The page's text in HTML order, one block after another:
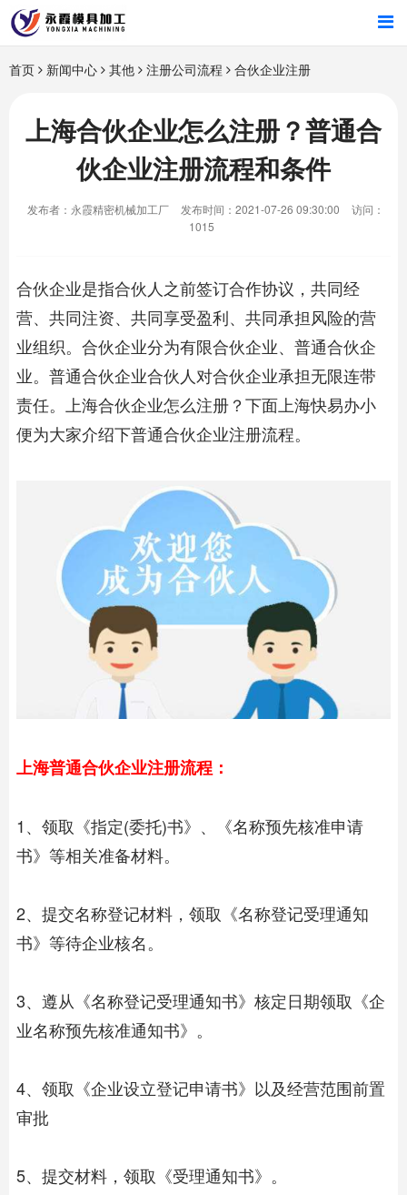
首页
产品中心
关于我们
首页 新闻中心 其他 注册公司流程 合伙企业注册
上海合伙企业怎么注册？普通合
伙企业注册流程和条件
发布者：永霞精密机械加工厂 发布时间：2021-07-26 09:30:00
访问：
1015
合伙企业是指合伙人之前签订合作协议，共同经
营、共同注资、共同享受盈利、共同承担风险的营
业组织。合伙企业分为有限合伙企业、普通合伙企
业。普通合伙企业合伙人对合伙企业承担无限连带
责任。
上海合伙企业怎么注册？下面上海快易办小
便为大家介绍下普通合伙企业注册流程。
上海普通合伙企业注册流程：
1、领取《指定(委托)书》、《名称预先核准申请
书》等相关准备材料。
2、提交名称登记材料，领取《名称登记受理通知
书》等待企业核名。
3、遵从《名称登记受理通知书》核定日期领取《企
业名称预先核准通知书》。
4、领取《企业设立登记申请书》以及经营范围前置
审批
5、提交材料，领取《受理通知书》。